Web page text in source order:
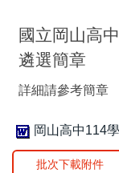
國立岡山高中
遴選簡章
詳細請參考簡章
岡山高中114
批次下載附件